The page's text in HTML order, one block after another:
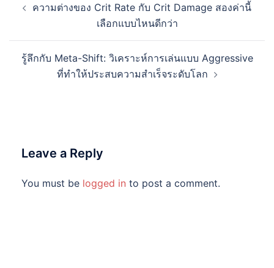
navigation
ความต่างของ Crit Rate กับ Crit Damage สองค่านี้
เลือกแบบไหนดีกว่า
รู้ลึกกับ Meta-Shift: วิเคราะห์การเล่นแบบ Aggressive
ที่ทำให้ประสบความสำเร็จระดับโลก
Leave a Reply
You must be logged in to post a comment.